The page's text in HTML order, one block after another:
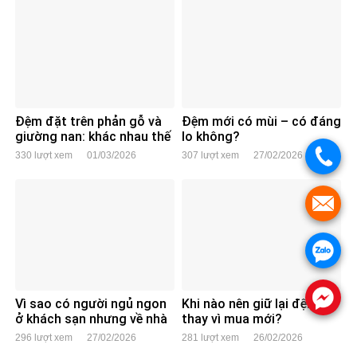
Đệm đặt trên phản gỗ và
giường nan: khác nhau thế
nào?
330 lượt xem 01/03/2026
Đệm mới có mùi – có đáng
lo không?
307 lượt xem 27/02/2026
Vì sao có người ngủ ngon
ở khách sạn nhưng về nhà
lại mất ngủ?
296 lượt xem 27/02/2026
Khi nào nên giữ lại đệm cũ
thay vì mua mới?
281 lượt xem 26/02/2026
.
.
.
.